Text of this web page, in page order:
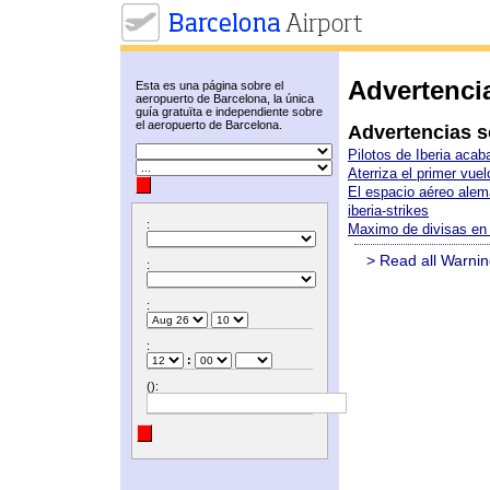
Esta es una página sobre el
aeropuerto de Barcelona, la única
guía gratuïta e independiente sobre
el aeropuerto de Barcelona.
:
:
:
:
:
():
Advertencias
Pilotos de Iberia
Aterriza el primer
El espacio aéreo
iberia-strikes
Maximo de divisas
> Read all